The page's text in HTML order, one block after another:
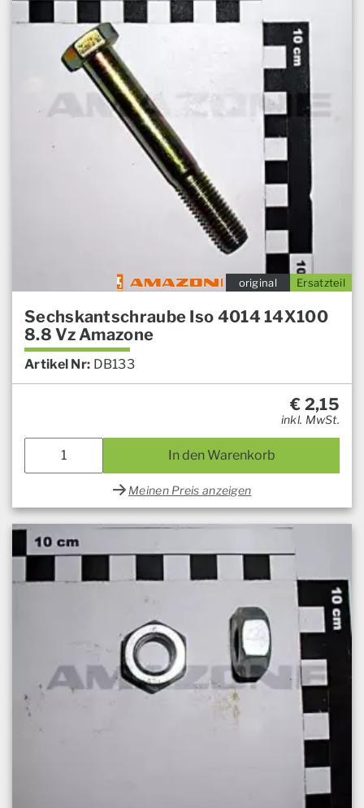
Ersatzteil
original
Sechskantschraube Iso 4014 14X100
8.8 Vz Amazone
Artikel Nr: DB133
€ 2,15
inkl. MwSt.
In den Warenkorb
Meinen Preis anzeigen